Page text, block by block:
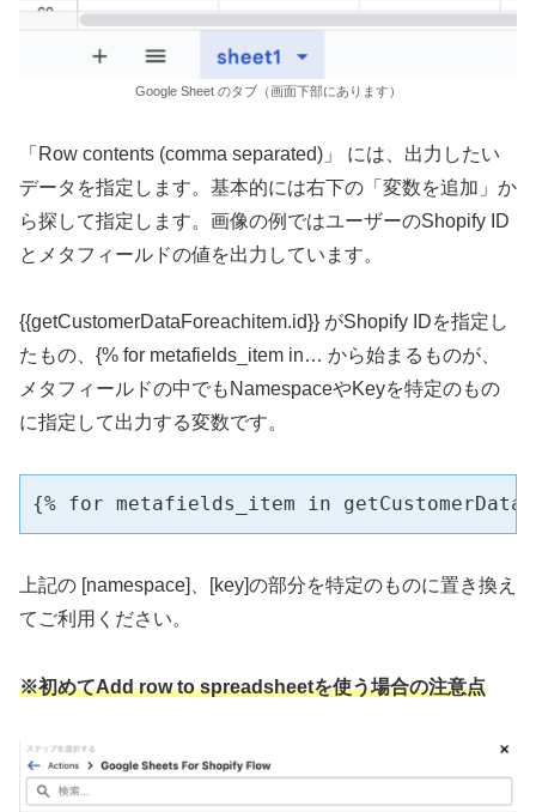
Google Sheet のタブ（画面下部にあります）
「Row contents (comma separated)」 には、出力したい
データを指定します。基本的には右下の「変数を追加」か
ら探して指定します。画像の例ではユーザーのShopify ID
とメタフィールドの値を出力しています。
{{getCustomerDataForeachitem.id}} がShopify IDを指定し
たもの、{% for metafields_item in… から始まるものが、
メタフィールドの中でもNamespaceやKeyを特定のもの
に指定して出力する変数です。
{% for metafields_item in
上記の [namespace]、[key]の部分を特定のものに置き換え
てご利用ください。
※初めてAdd row to spreadsheetを使う場合の注意点